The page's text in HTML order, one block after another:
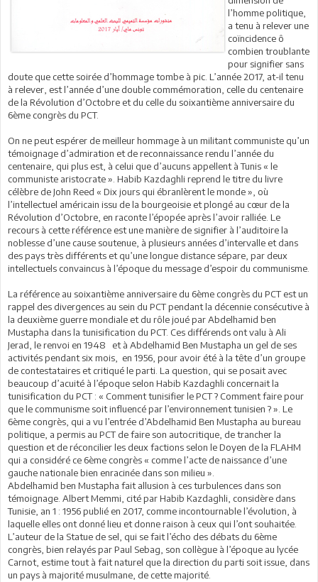
l’homme politique,
a tenu à relever une
coïncidence ô
combien troublante
pour signifier sans
doute que cette soirée d’hommage tombe à pic. L’année 2017, at-il tenu
à relever, est l’année d’une double commémoration, celle du centenaire
de la Révolution d’Octobre et du celle du soixantième anniversaire du
6ème congrès du PCT.
On ne peut espérer de meilleur hommage à un militant communiste qu’un
témoignage d’admiration et de reconnaissance rendu l’année du
centenaire, qui plus est, à celui que d’aucuns appellent à Tunis « le
communiste aristocrate ». Habib Kazdaghli reprend le titre du livre
célèbre de John Reed « Dix jours qui ébranlèrent le monde », où
l’intellectuel américain issu de la bourgeoisie et plongé au cœur de la
Révolution d’Octobre, en raconte l’épopée après l’avoir ralliée. Le
recours à cette référence est une manière de signifier à l’auditoire la
noblesse d’une cause soutenue, à plusieurs années d’intervalle et dans
des pays très différents et qu’une longue distance sépare, par deux
intellectuels convaincus à l’époque du message d’espoir du communisme.
La référence au soixantième anniversaire du 6ème congrès du PCT est un
rappel des divergences au sein du PCT pendant la décennie consécutive à
la deuxième guerre mondiale et du rôle joué par Abdelhamid ben
Mustapha dans la tunisification du PCT. Ces différends ont valu à Ali
Jerad, le renvoi en 1948 et à Abdelhamid Ben Mustapha un gel de ses
activités pendant six mois, en 1956, pour avoir été à la tête d’un groupe
de contestataires et critiqué le parti. La question, qui se posait avec
beaucoup d’acuité à l’époque selon Habib Kazdaghli concernait la
tunisification du PCT : « Comment tunisifier le PCT ? Comment faire pour
que le communisme soit influencé par l’environnement tunisien ? ». Le
6ème congrès, qui a vu l’entrée d’Abdelhamid Ben Mustapha au bureau
politique, a permis au PCT de faire son autocritique, de trancher la
question et de réconcilier les deux factions selon le Doyen de la FLAHM
qui a considéré ce 6ème congrès « comme l’acte de naissance d’une
gauche nationale bien enracinée dans son milieu ».
Abdelhamid ben Mustapha fait allusion à ces turbulences dans son
témoignage. Albert Memmi, cité par Habib Kazdaghli, considère dans
Tunisie, an 1 : 1956 publié en 2017, comme incontournable l’évolution, à
laquelle elles ont donné lieu et donne raison à ceux qui l’ont souhaitée.
L’auteur de la Statue de sel, qui se fait l’écho des débats du 6ème
congrès, bien relayés par Paul Sebag, son collègue à l’époque au lycée
Carnot, estime tout à fait naturel que la direction du parti soit issue, dans
un pays à majorité musulmane, de cette majorité.